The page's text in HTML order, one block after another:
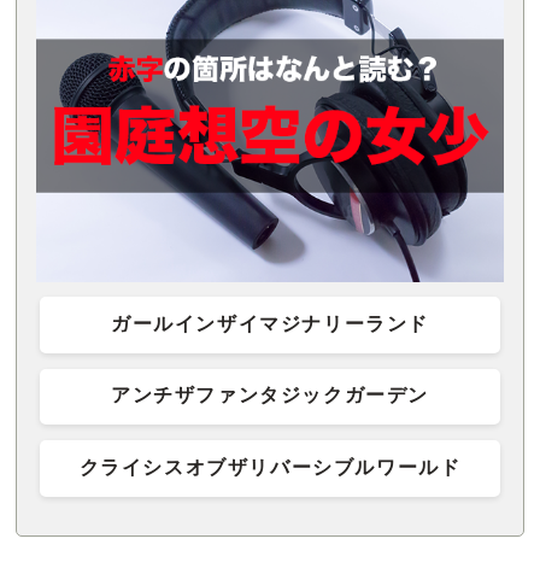
ガールインザイマジナリーランド
アンチザファンタジックガーデン
クライシスオブザリバーシブルワールド